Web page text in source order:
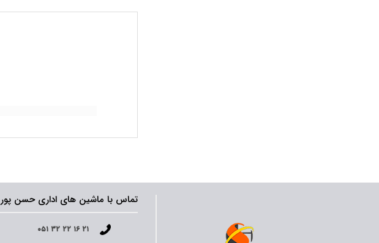
تماس با ماشین های اداری حسن پور
۰۵۱ ۳۲ ۲۲ ۱۶ ۲۱